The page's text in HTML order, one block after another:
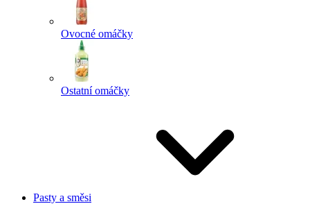
Ovocné omáčky
Ostatní omáčky
Pasty a směsi